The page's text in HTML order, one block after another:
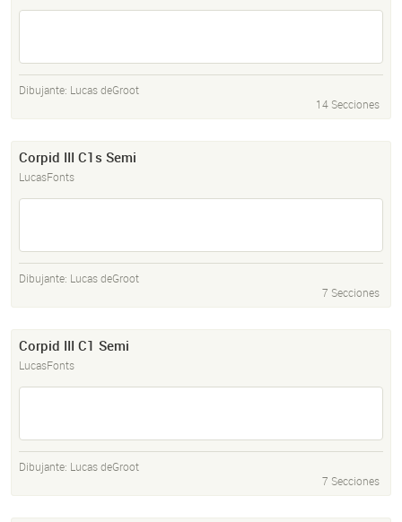
Dibujante: Lucas deGroot
14 Secciones
Corpid III C1s Semi
LucasFonts
Dibujante: Lucas deGroot
7 Secciones
Corpid III C1 Semi
LucasFonts
Dibujante: Lucas deGroot
7 Secciones